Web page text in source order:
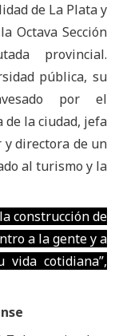
de La Plata y
Octava Sección
provincial.
pública, su
por el
de la ciudad, jefa
y directora de un
al turismo y la
construcción de
a la gente y a
vida cotidiana”,